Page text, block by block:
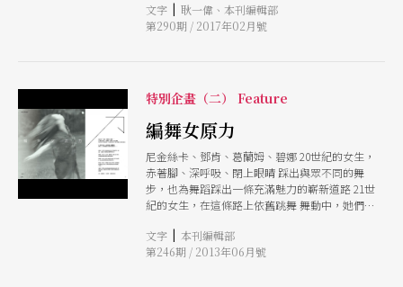
作的發展，並期待透過駐館期間的工作分享，能為
其新作發展帶來不同面向的思考；也期盼透過場館
行甄選：「創作研發型」以藝術家未來計畫發表之
原創作品進行駐館研究及排練發展。「藝術推廣
型」以藝術工作者的創意及藝術敏銳度，結合場館
資源，為場館設計多元且具有創造性的推廣活動，
為場館注入新鮮的活力，讓表演藝術走向不同的群
眾。 徵件即日起至2月28日止，對象為具中華民國
國籍，25歲以上之表演藝術創作者，曾公開發表至
少3個以上售票演出的創作或製作。凡表演藝術類
或創意製作人等，皆可提案參加徵選。「創作研發
型」以個人藝術創作者優先考量。更多報名甄選詳
文字 | 耿一偉、本刊編輯部
第290期 / 2017年02月號
特別企畫（二） Feature
編舞女原力
尼金絲卡、鄧肯、葛蘭姆、碧娜 20世紀的女生，
赤著腳、深呼吸、閉上眼睛 踩出與眾不同的舞
步，也為舞蹈踩出一條充滿魅力的嶄新道路 21世
紀的女生，在這條路上依舊跳舞 舞動中，她們喚
卻能悠游於不同舞蹈門派，身體自由，心靈強韌，
置身黑暗依舊閃爍獨特的光。 楊維真 ╳ 母性力 台
文字 | 本刊編輯部
第246期 / 2013年06月號